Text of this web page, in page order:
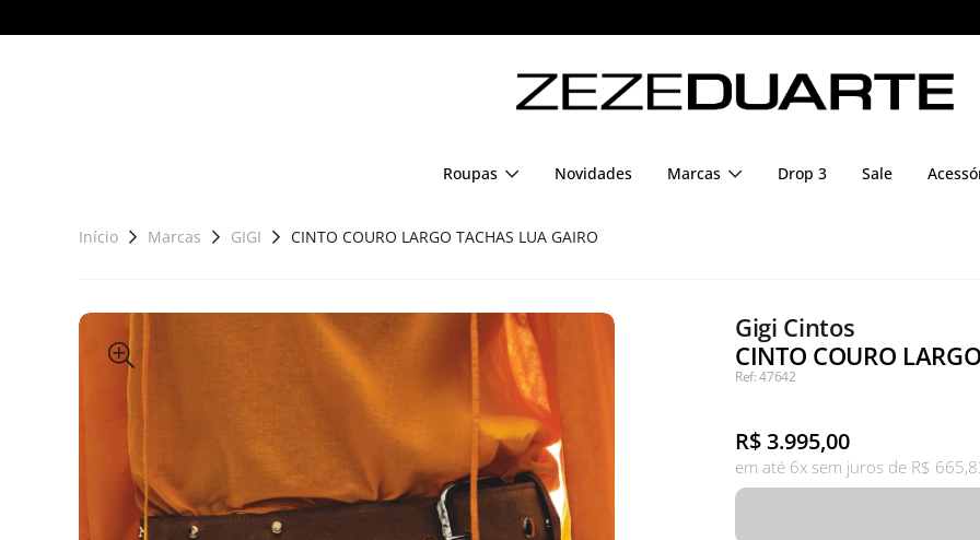
Pague em até 6x sem juros
Roupas Novidades Marcas Drop 3 Sale
Início Marcas GIGI CINTO COURO LARGO TACHAS LUA GAIRO
Gigi Cintos
CINTO COURO
Ref: 47642
R$3.995,00
em até 6x sem juros de R$